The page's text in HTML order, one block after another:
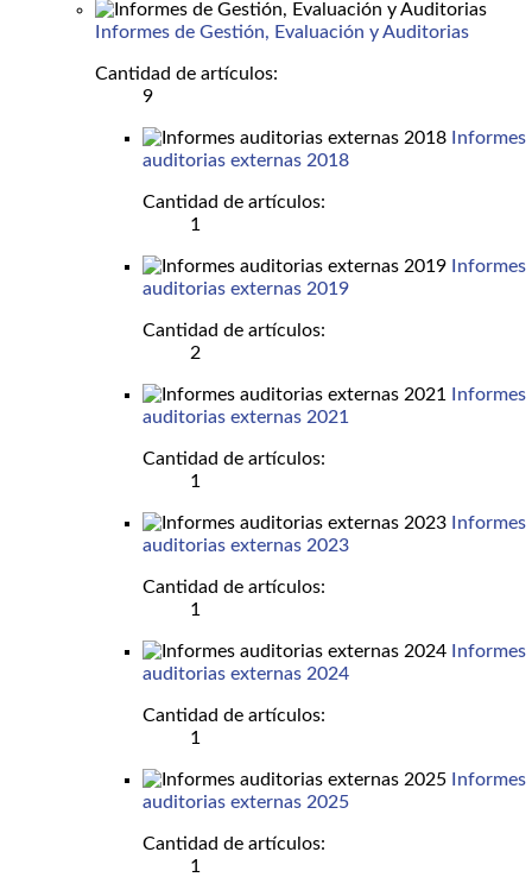
Informes de Gestión, Evaluación y Auditorias
Cantidad de artículos:
9
Informes
auditorias externas 2018
Cantidad de artículos:
1
Informes
auditorias externas 2019
Cantidad de artículos:
2
Informes
auditorias externas 2021
Cantidad de artículos:
1
Informes
auditorias externas 2023
Cantidad de artículos:
1
Informes
auditorias externas 2024
Cantidad de artículos:
1
Informes
auditorias externas 2025
Cantidad de artículos:
1